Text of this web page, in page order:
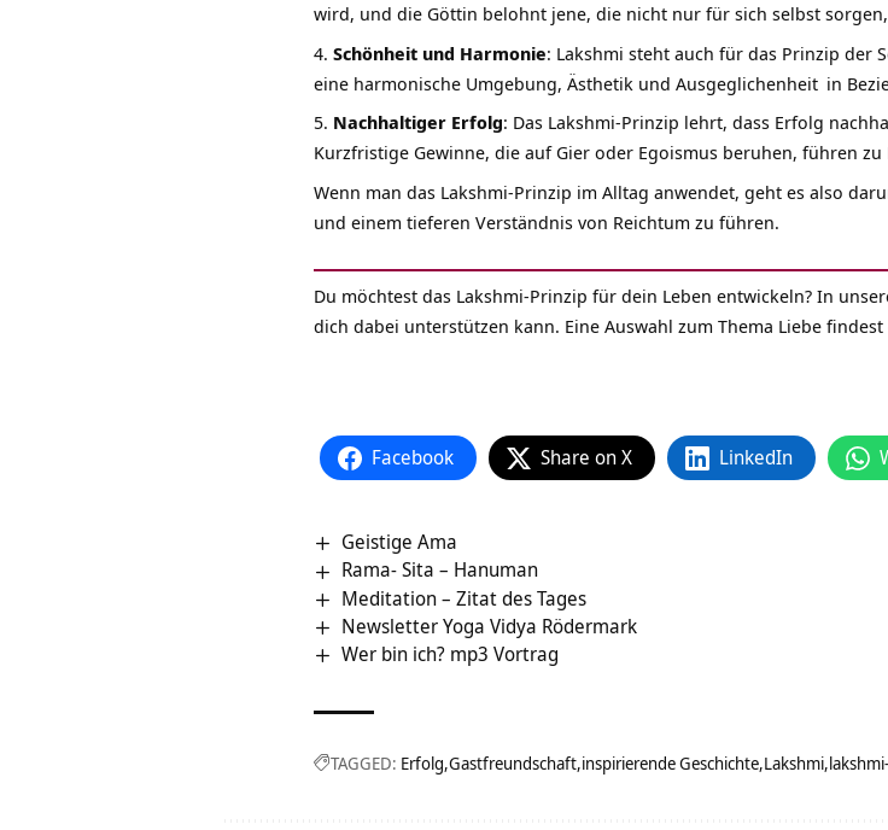
wird, und die Göttin belohnt jene, die nicht nur für sich selbst
Schönheit und Harmonie: Lakshmi steht auch für das Prinzip der
eine harmonische Umgebung, Ästhetik und Ausgeglichenheit in
Nachhaltiger Erfolg: Das Lakshmi-Prinzip lehrt, dass Erfolg
Kurzfristige Gewinne, die auf Gier oder Egoismus beruhen, führen zu
Wenn man das Lakshmi-Prinzip im Alltag anwendet, geht es also
und einem tieferen Verständnis von Reichtum zu führen.
Du möchtest das Lakshmi-Prinzip für dein Leben entwickeln? In
dich dabei unterstützen kann. Eine Auswahl zum Thema Liebe
Facebook Share on X LinkedIn
Geistige Ama
Rama- Sita – Hanuman
Meditation – Zitat des Tages
Newsletter Yoga Vidya Rödermark
Wer bin ich? mp3 Vortrag
TAGGED: Erfolg Gastfreundschaft inspirierende Geschichte Lakshmi